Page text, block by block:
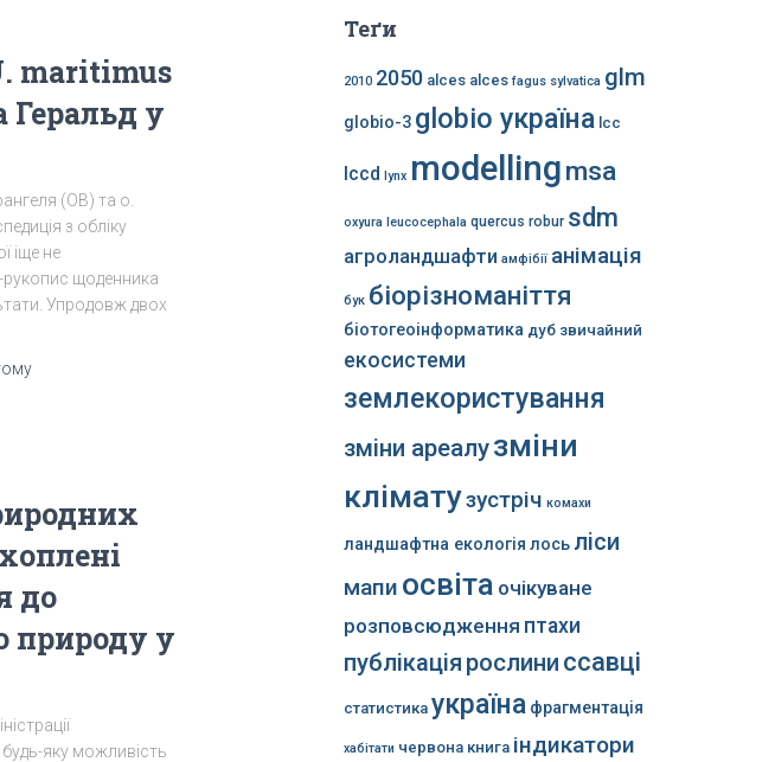
maritimus
Геральд у
(ОВ) та о.
з обліку
іще не
щоденника
Упродовж двох
до
природу у
яку можливість
Теґи
2010 2050 alces alces fagus sylvatica glm
globio-3 globio україна lcc
lccd lynx modellingmsa
oxyura leucocephala quercus robur sdm
агроландшафти амфібії анімація
бук біорізноманіття
біотогеоінформатика дуб звичайний
екосистеми
землекористування
зміни ареалузміни
кліматузустріч комахи
ландшафтна екологія лось ліси
мапи освіта очікуване
розповсюдження птахи
публікація рослини ссавці
статистика україна фрагментація
хабітати червона книга індикатори